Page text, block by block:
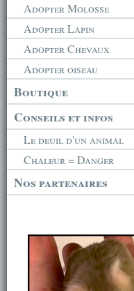
Adopter Molosse
Adopter Lapin
Adopter Chevaux
Adopter oiseau
Boutique
Conseils et infos
Le deuil d'un animal
Chaleur = Danger
Nos partenaires